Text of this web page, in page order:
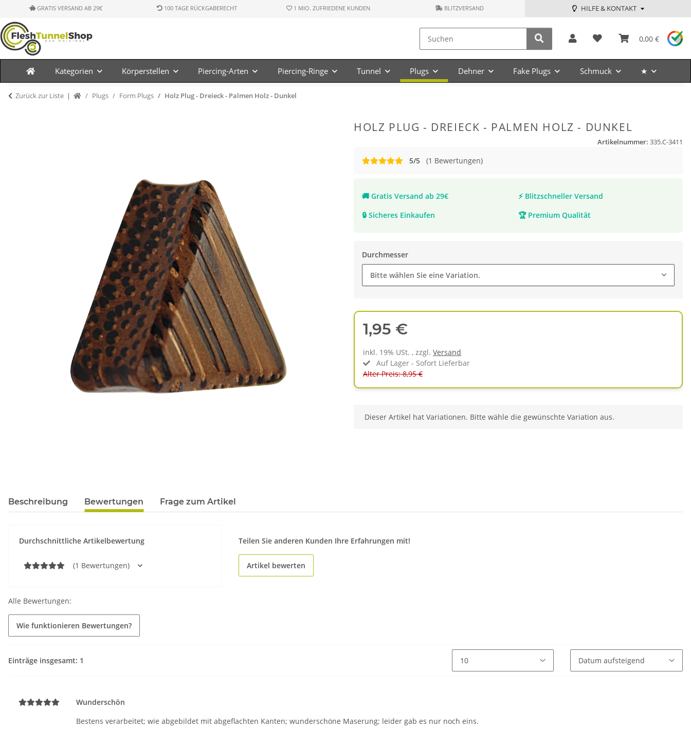
GRATIS VERSAND AB 29€ 100 TAGE RÜCKGABERECHT 1 MIO. ZUFRIEDENE KUNDEN BLITZVERSAND HILFE & KONTAKT
0,00 €
Kategorien Körperstellen Piercing-Arten Piercing-Ringe Tunnel Plugs Dehner Fake Plugs Schmuck ★
Zurück zur Liste Plugs Form Plugs Holz Plug - Dreieck - Palmen Holz - Dunkel
HOLZ PLUG - DREIECK - PALMEN HOLZ - DUNKEL
Artikelnummer: 335.C-3411
5/5 (1 Bewertungen)
🚚 Gratis Versand ab 29€ ⚡ Blitzschneller Versand
🔒 Sicheres Einkaufen 🏆 Premium Qualität
Durchmesser
Bitte wählen Sie eine Variation.
1,95 €
inkl. 19% USt. , zzgl. Versand
Auf Lager - Sofort Lieferbar
Alter Preis: 8,95 €
x
Dieser Artikel hat Variationen. Bitte wähle die gewünschte Variation aus.
Beschreibung Bewertungen Frage zum Artikel
Durchschnittliche Artikelbewertung
(1 Bewertungen)
Teilen Sie anderen Kunden Ihre Erfahrungen mit!
Artikel bewerten
Alle Bewertungen:
Wie funktionieren Bewertungen?
Einträge insgesamt: 1
Wunderschön
Bestens verarbeitet; wie abgebildet mit abgeflachten Kanten; wunderschöne Maserung; leider gab es nur noch eins.